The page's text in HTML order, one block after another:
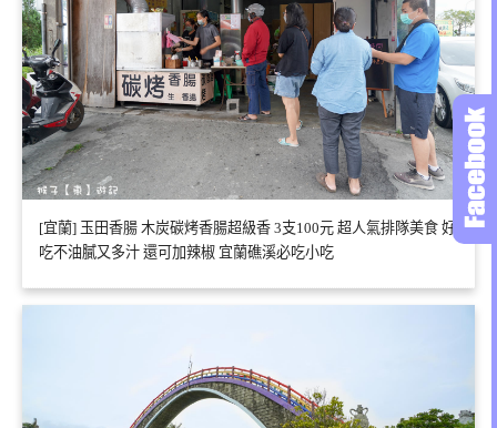
[宜蘭] 玉田香腸 木炭碳烤香腸超級香 3支100元 超人氣排隊美食 好
吃不油膩又多汁 還可加辣椒 宜蘭礁溪必吃小吃